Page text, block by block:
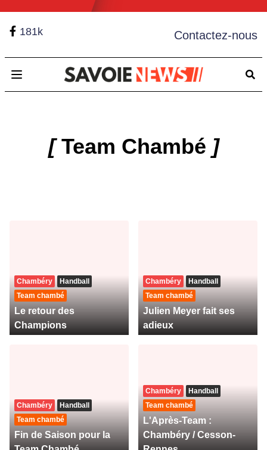
181k Contactez-nous
Open main menu
[Team Chambé ]
Chambéry
Handball
Team chambé
Le retour des
Champions
Chambéry
Handball
Team chambé
Julien Meyer fait ses
adieux
Chambéry
Handball
Team chambé
Fin de Saison pour la
Chambéry
Handball
Team chambé
L'Après-Team :
Chambéry / Cesson-